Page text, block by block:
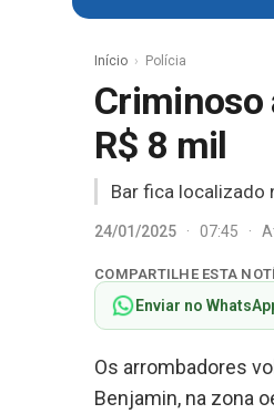
Início Polícia
Criminoso
R$ 8 mil
Bar fica localizado
24/01/2025 · 07:45 ·
COMPARTILHE ESTA
Enviar no
Os arrombadores
Benjamin, na zona